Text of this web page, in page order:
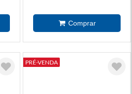
PRÉ-VENDA